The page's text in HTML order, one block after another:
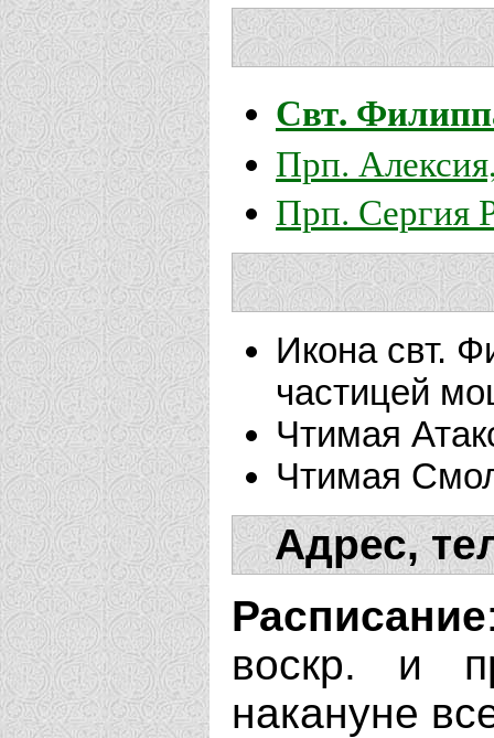
Свт.
Прп.
Прп. Сергия
Икона свт.
частицей
Чтимая
Чтимая
Адрес,
Расписание
воскр. и
накануне